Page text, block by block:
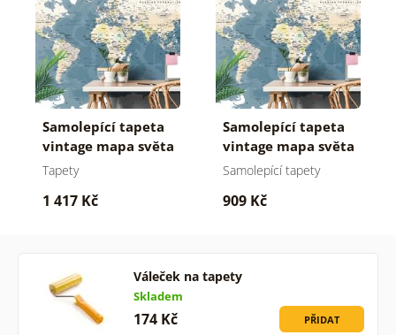
Samolepící tapeta
vintage mapa světa
Tapety
1 417 Kč
Samolepící tapeta
vintage mapa světa
Samolepící tapety
909 Kč
Váleček na tapety
Skladem
174 Kč PŘIDAT